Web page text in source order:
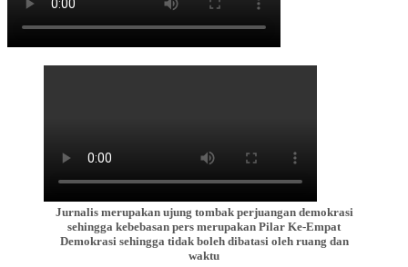
Jurnalis merupakan ujung tombak perjuangan demokrasi
sehingga kebebasan pers merupakan Pilar Ke-Empat
Demokrasi sehingga tidak boleh dibatasi oleh ruang dan
waktu